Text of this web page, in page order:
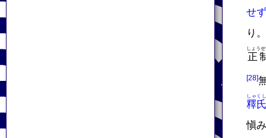
せず
り
正
しょう
釋
しゃく
愼